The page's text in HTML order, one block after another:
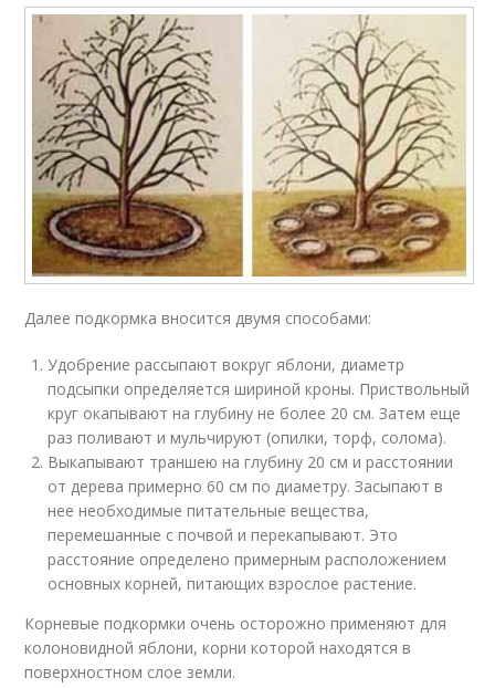
Далее подкормка вносится двумя способами:
Удобрение рассыпают вокруг яблони, диаметр
подсыпки определяется шириной кроны. Приствольный
круг окапывают на глубину не более 20 см. Затем еще
раз поливают и мульчируют (опилки, торф, солома).
Выкапывают траншею на глубину 20 см и расстоянии
от дерева примерно 60 см по диаметру. Засыпают в
нее необходимые питательные вещества,
перемешанные с почвой и перекапывают. Это
расстояние определено примерным расположением
основных корней, питающих взрослое растение.
Корневые подкормки очень осторожно применяют для
колоновидной яблони, корни которой находятся в
поверхностном слое земли.